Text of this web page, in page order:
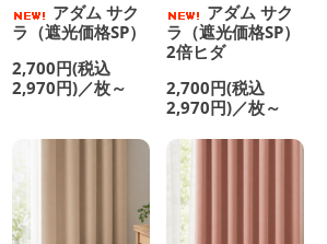
アダム サク
ラ（遮光価格SP）
2,700円(税込
2,970円)／枚～
アダム サク
ラ（遮光価格SP）
2倍ヒダ
2,700円(税込
2,970円)／枚～